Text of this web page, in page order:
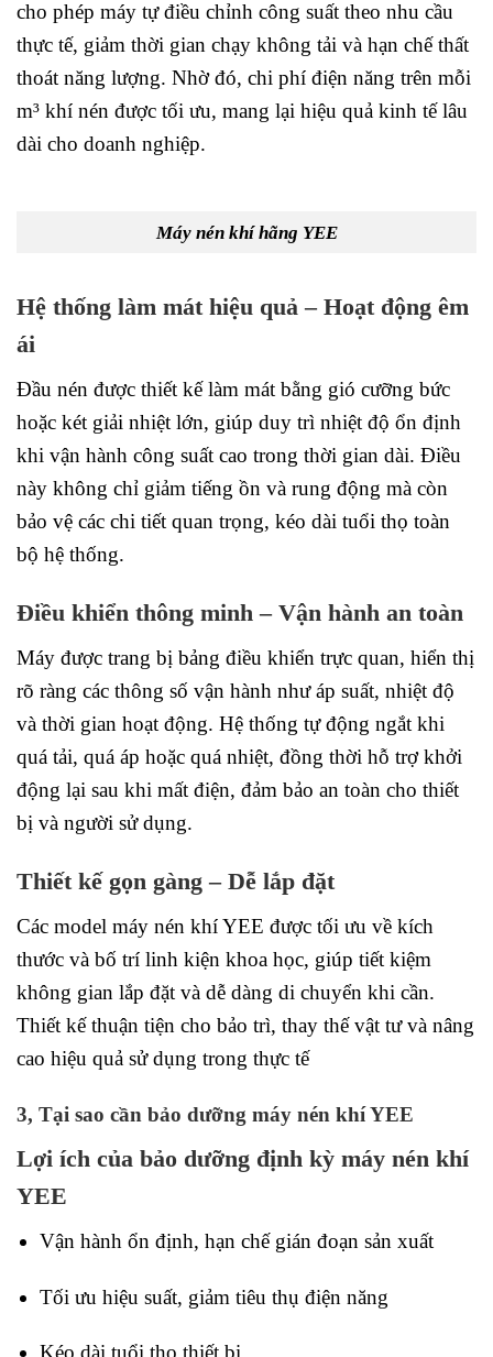
cho phép máy tự điều chỉnh công suất theo nhu cầu
thực tế, giảm thời gian chạy không tải và hạn chế thất
thoát năng lượng. Nhờ đó, chi phí điện năng trên mỗi
m³ khí nén được tối ưu, mang lại hiệu quả kinh tế lâu
dài cho doanh nghiệp.
Máy nén khí hãng YEE
Hệ thống làm mát hiệu quả – Hoạt động êm
ái
Đầu nén được thiết kế làm mát bằng gió cưỡng bức
hoặc két giải nhiệt lớn, giúp duy trì nhiệt độ ổn định
khi vận hành công suất cao trong thời gian dài. Điều
này không chỉ giảm tiếng ồn và rung động mà còn
bảo vệ các chi tiết quan trọng, kéo dài tuổi thọ toàn
bộ hệ thống.
Điều khiển thông minh – Vận hành an toàn
Máy được trang bị bảng điều khiển trực quan, hiển thị
rõ ràng các thông số vận hành như áp suất, nhiệt độ
và thời gian hoạt động. Hệ thống tự động ngắt khi
quá tải, quá áp hoặc quá nhiệt, đồng thời hỗ trợ khởi
động lại sau khi mất điện, đảm bảo an toàn cho thiết
bị và người sử dụng.
Thiết kế gọn gàng – Dễ lắp đặt
Các model máy nén khí YEE được tối ưu về kích
thước và bố trí linh kiện khoa học, giúp tiết kiệm
không gian lắp đặt và dễ dàng di chuyển khi cần.
Thiết kế thuận tiện cho bảo trì, thay thế vật tư và nâng
cao hiệu quả sử dụng trong thực tế
3, Tại sao cần bảo dưỡng máy nén khí YEE
Lợi ích của bảo dưỡng định kỳ máy nén khí
YEE
Vận hành ổn định, hạn chế gián đoạn sản xuất
Tối ưu hiệu suất, giảm tiêu thụ điện năng